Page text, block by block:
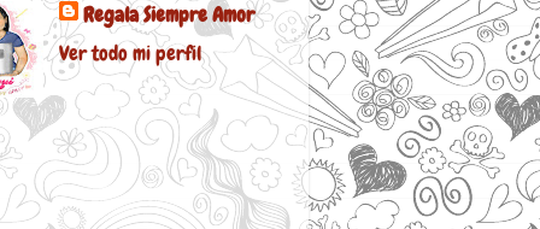
Regala Siempre Amor
Ver todo mi perfil